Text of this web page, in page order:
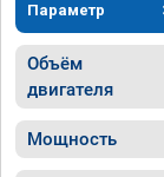
Параметр
Объём
двигателя
Мощность